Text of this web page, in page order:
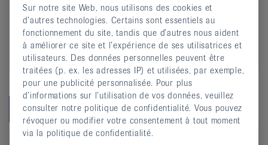
MTI
Myofibroblastes
Myokines
Myosite
N
Nociception
Sur notre site Web, nous utilisons des cookies et
d’autres technologies. Certains sont essentiels au
fonctionnement du site, tandis que d’autres nous aident
à améliorer ce site et l’expérience de ses utilisatrices et
utilisateurs. Des données personnelles peuvent être
traitées (p. ex. les adresses IP) et utilisées, par exemple,
pour une publicité personnalisée. Pour plus
d’informations sur l’utilisation de vos données, veuillez
consulter notre politique de confidentialité. Vous pouvez
révoquer ou modifier votre consentement à tout moment
via la politique de confidentialité.